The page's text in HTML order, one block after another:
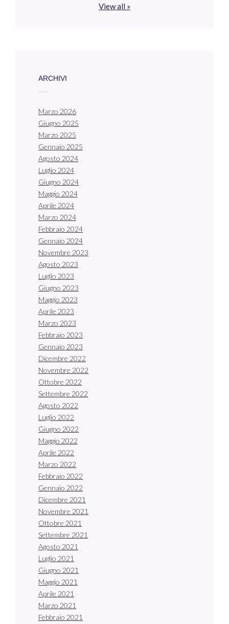
View all »
ARCHIVI
Marzo 2026
Giugno 2025
Marzo 2025
Gennaio 2025
Agosto 2024
Luglio 2024
Giugno 2024
Maggio 2024
Aprile 2024
Marzo 2024
Febbraio 2024
Gennaio 2024
Novembre 2023
Agosto 2023
Luglio 2023
Giugno 2023
Maggio 2023
Aprile 2023
Marzo 2023
Febbraio 2023
Gennaio 2023
Dicembre 2022
Novembre 2022
Ottobre 2022
Settembre 2022
Agosto 2022
Luglio 2022
Giugno 2022
Maggio 2022
Aprile 2022
Marzo 2022
Febbraio 2022
Gennaio 2022
Dicembre 2021
Novembre 2021
Ottobre 2021
Settembre 2021
Agosto 2021
Luglio 2021
Giugno 2021
Maggio 2021
Aprile 2021
Marzo 2021
Febbraio 2021